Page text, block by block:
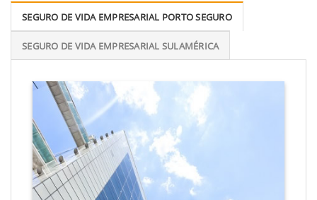
SEGURO DE VIDA EMPRESARIAL PORTO SEGURO
SEGURO DE VIDA EMPRESARIAL SULAMÉRICA